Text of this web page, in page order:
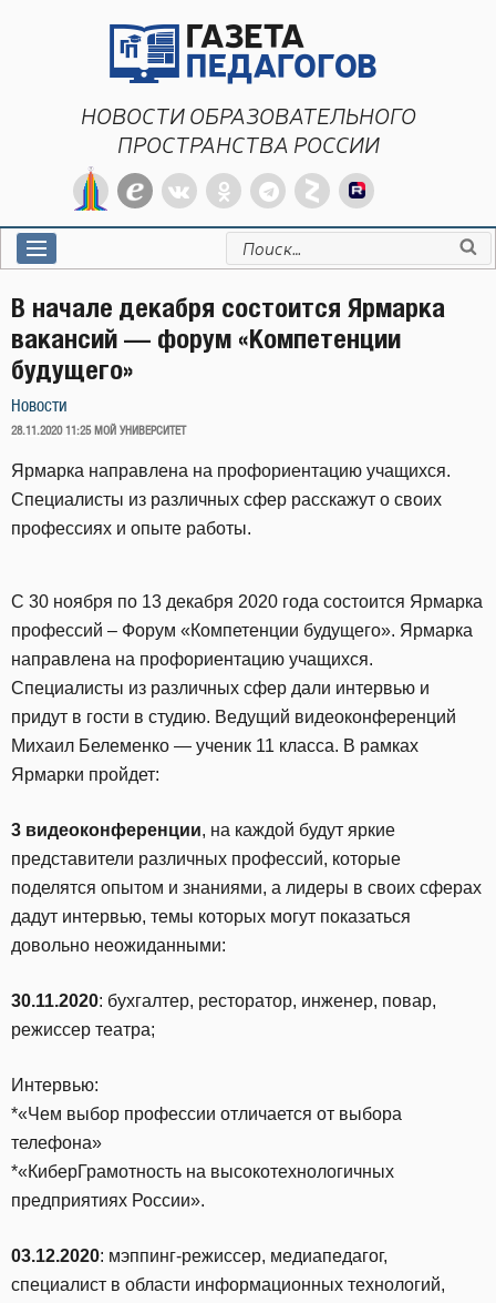
НОВОСТИ ОБРАЗОВАТЕЛЬНОГО
ПРОСТРАНСТВА РОССИИ
Искать:
В начале декабря состоится Ярмарка
вакансий — форум «Компетенции
будущего»
Новости
ОПУБЛИКОВАНО
28.11.2020 11:25 МОЙ УНИВЕРСИТЕТ
Ярмарка направлена на профориентацию учащихся.
Специалисты из различных сфер расскажут о своих
профессиях и опыте работы.
С 30 ноября по 13 декабря 2020 года состоится Ярмарка
профессий – Форум «Компетенции будущего». Ярмарка
направлена на профориентацию учащихся.
Специалисты из различных сфер дали интервью и
придут в гости в студию. Ведущий видеоконференций
Михаил Белеменко — ученик 11 класса. В рамках
Ярмарки пройдет:
3 видеоконференции, на каждой будут яркие
представители различных профессий, которые
поделятся опытом и знаниями, а лидеры в своих сферах
дадут интервью, темы которых могут показаться
довольно неожиданными:
30.11.2020: бухгалтер, ресторатор, инженер, повар,
режиссер театра;
Интервью:
*«Чем выбор профессии отличается от выбора
телефона»
*«КиберГрамотность на высокотехнологичных
предприятиях России».
03.12.2020: мэппинг-режиссер, медиапедагог,
специалист в области информационных технологий,